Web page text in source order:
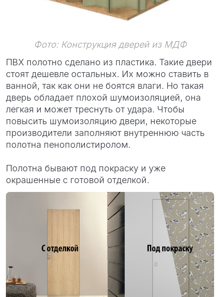
Фото: Конструкция дверей из МДФ
ПВХ полотно сделано из пластика. Такие двери
стоят дешевле остальных. Их можно ставить в
ванной, так как они не боятся влаги. Но такая
дверь обладает плохой шумоизоляцией, она
легкая и может треснуть от удара. Чтобы
повысить шумоизоляцию двери, некоторые
производители заполняют внутреннюю часть
полотна пенополистиролом.
Полотна бывают под покраску и уже
окрашенные с готовой отделкой.